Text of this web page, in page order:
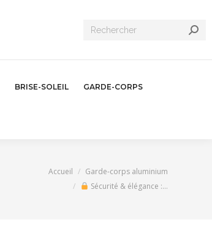
Recherche
BRISE-SOLEIL GARDE-CORPS
Accueil
Garde-corps aluminium
Sécurité & élégance :…